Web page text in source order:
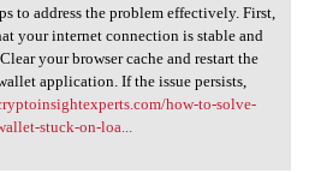
to address the problem effectively. First,
your internet connection is stable and
your browser cache and restart the
application. If the issue persists,
how-to-solve-
stuck-on-loa...